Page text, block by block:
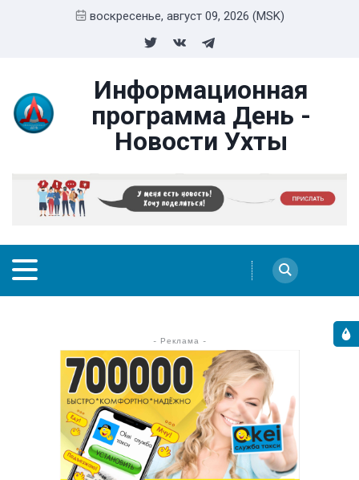
воскресенье, август 09, 2026 (MSK)
Информационная
программа День -
Новости Ухты
- Реклама -